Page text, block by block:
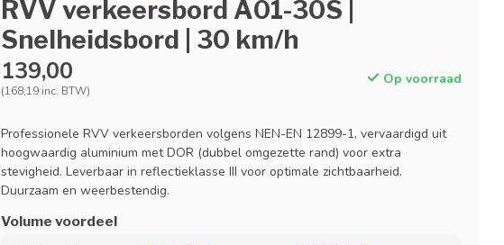
RVV verkeersbord A01-30S |
Snelheidsbord | 30 km/h
139,00
(168,19 inc. BTW)
Op voorraad
Professionele RVV verkeersborden volgens NEN-EN 12899-1, vervaardigd uit
hoogwaardig aluminium met DOR (dubbel omgezette rand) voor extra
stevigheid. Leverbaar in reflectieklasse III voor optimale zichtbaarheid.
Duurzaam en weerbestendig.
Volume voordeel